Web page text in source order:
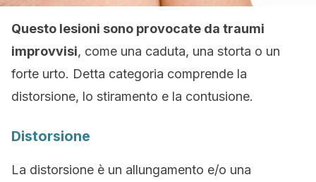
Questo lesioni sono provocate da traumi
improvvisi, come una caduta, una storta o un
forte urto. Detta categoria comprende la
distorsione, lo stiramento e la contusione.
Distorsione
La distorsione è un allungamento e/o una